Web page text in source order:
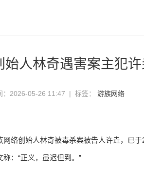
始人林奇遇害案主犯许
：2026-05-26 11:47 | 标签： 游族网络
络创始人林奇被毒杀案被告人许垚，已于
：“正义，虽迟但到。”